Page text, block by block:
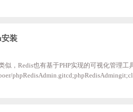
安装
，Redis也有基于PHP实现的可视化管理工